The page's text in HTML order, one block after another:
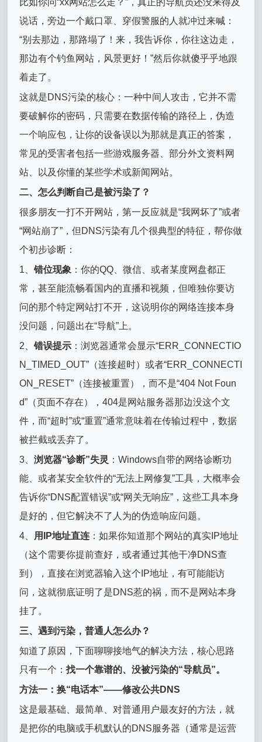
比如你问“xx网站怎么走？”，真正的导航员还没来得及
说话，旁边一个戴口罩、穿假警服的人就冲过来喊：
“别去那边，那路塌了！来，我告诉你，你往这边走，
那边有个钓鱼网站，风景更好！”然后你就傻乎乎地跟
着走了。
这就是DNS污染的核心：一种中间人攻击，它并不需
要破解你的密码，只需要在数据传输的路径上，伪造
一个响应包，让你的设备误以为那就是真正的答案，
常见的受害者包括一些游戏服务器、部分外文资料网
站、以及你懂的某些学术或新闻网站。
二、怎么判断自己是被污染了？
很多朋友一打不开网站，第一反应就是“我网坏了”或者
“网站崩了”，但DNS污染有几个很典型的特征，帮你做
个初步诊断：
1、错位现象 ：你的QQ、微信、或者某度网盘都正
常，甚至能流畅看国内的直播和视频，但唯独你要访
问的那个特定网站打不开，这说明你的网络连接本身
没问题，问题出在“导航”上。
2、错误提示 ：浏览器通常会显示“ERR_CONNECTIO
N_TIMED_OUT”（连接超时）或者“ERR_CONNECTI
ON_RESET”（连接被重置），而不是“404 Not Foun
d”（页面不存在），404是网站服务器那边没这个文
件，而“超时”或“重置”通常意味着在传输过程中，数据
被拦截或丢弃了。
3、浏览器“诊断”失灵 ：Windows自带的网络诊断功
能、或者某安全软件的“无法上网修复”工具，大概率会
告诉你“DNS配置错误”或“网关无响应”，这些工具本身
是好的，但它解决不了人为的伪造响应问题。
4、 用IP地址直连 ：如果你知道那个网站的真实IP地址
（这个需要你提前查好，或者通过其他干净DNS查
到），直接在浏览器输入这个IP地址，有可能能访
问，这就彻底证明了是DNS惹的祸，而不是网站本身
挂了。
三、遇到污染，普通人怎么办？
知道了原因，下面聊聊接地气的解决方法，核心思路
只有一个：找一个靠谱的、没被污染的“导航员”。
方法一：换“电话本”——修改公共DNS
这是最基础、最简单、对普通用户最友好的方法，就
是把你的电脑或手机默认的DNS服务器（通常是运营